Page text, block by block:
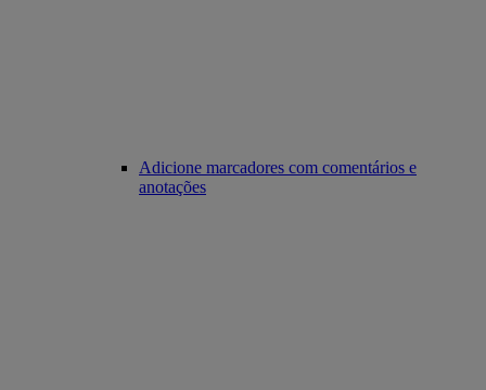
Adicione marcadores com comentários e
anotações